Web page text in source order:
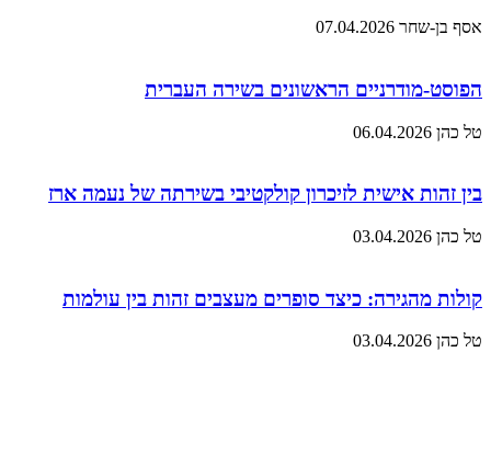
אסף בן-שחר 07.04.2026
הפוסט-מודרניים הראשונים בשירה העברית
טל כהן 06.04.2026
בין זהות אישית לזיכרון קולקטיבי בשירתה של נעמה ארז
טל כהן 03.04.2026
קולות מהגירה: כיצד סופרים מעצבים זהות בין עולמות
טל כהן 03.04.2026